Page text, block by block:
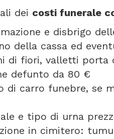
dei costi funerale
e disbrigo
della cassa ed
di fiori, valletti porta
defunto da 80 €
di carro funebre, se
e tipo di urna
in cimitero: